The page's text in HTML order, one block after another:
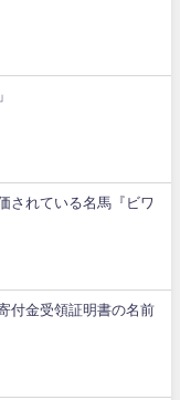
されている名馬『ビワ
付金受領証明書の名前